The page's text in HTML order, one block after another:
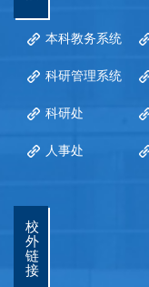
本科教务系统
科研管理系统
科研处
人事处
校
外
链
接